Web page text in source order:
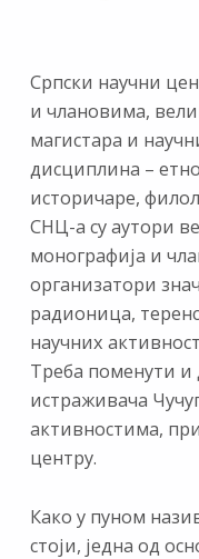
Српски научни
и члановима,
магистара и
дисциплина –
историчаре,
СНЦ-а су аутори
монографија и
организатори
радионица,
научних
Треба поменути и
истраживача
активностима,
центру.
Како у пуном
стоји, једна од